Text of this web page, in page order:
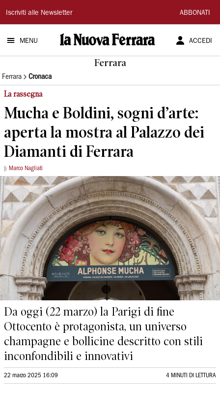
La
Nuova
Ferrara
Iscriviti alle Newsletter ABBONATI
MENU ACCEDI
Ferrara
Ferrara Cronaca
La rassegna
Mucha e Boldini, sogni d’arte:
aperta la mostra al Palazzo dei
Diamanti di Ferrara
Marco Nagliati
Da oggi (22 marzo) la Parigi di fine
Ottocento è protagonista, un universo
champagne e bollicine descritto con stili
inconfondibili e innovativi
22 marzo 2025 16:09 4 MINUTI DI LETTURA